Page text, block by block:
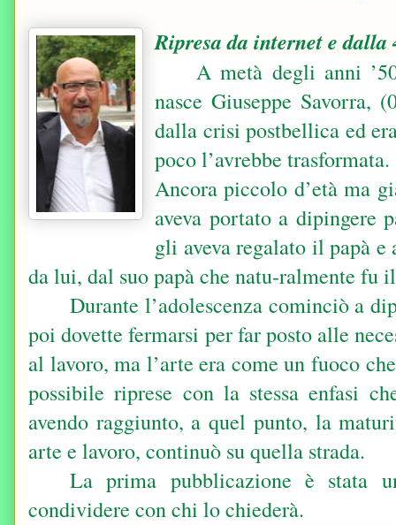
Ripresa da internet e
A metà degli anni
nasce Giuseppe Savorra,
dalla crisi postbellica ed
poco l’avrebbe trasformata.
Ancora piccolo d’età ma
aveva portato a dipingere
gli aveva regalato il papà
da lui, dal suo papà che natu-ralmente fu
Durante l’adolescenza cominciò a
poi dovette fermarsi per far posto alle
al lavoro, ma l’arte era come un fuoco
possibile riprese con la stessa enfasi
avendo raggiunto, a quel punto, la
arte e lavoro, continuò su quella strada.
La prima pubblicazione è stata
condividere con chi lo chiederà.